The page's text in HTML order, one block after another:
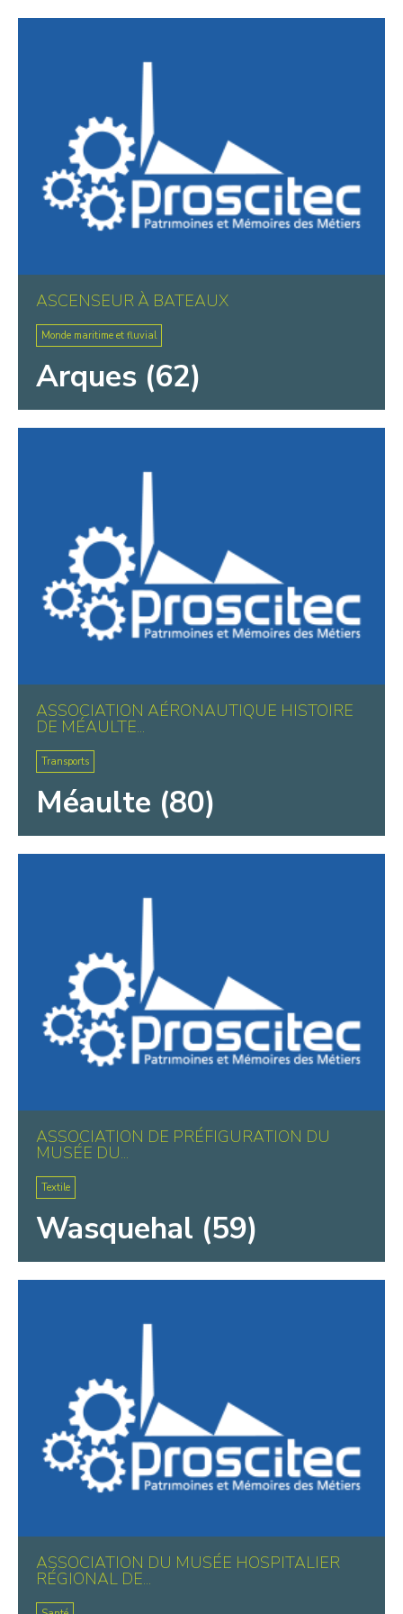
ASCENSEUR À BATEAUX
Monde maritime et fluvial
Arques (62)
ASSOCIATION AÉRONAUTIQUE HISTOIRE
DE MÉAULTE...
Transports
Méaulte (80)
ASSOCIATION DE PRÉFIGURATION DU
MUSÉE DU...
Textile
Wasquehal (59)
ASSOCIATION DU MUSÉE HOSPITALIER
RÉGIONAL DE...